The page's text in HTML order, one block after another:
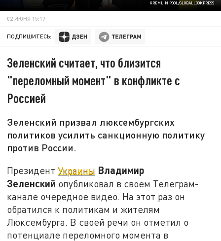
KREMLIN POOL/GLOBALLOOKPRESS
02 ИЮНЯ 15:17
ПОДПИШИТЕСЬ:
Зеленский считает, что близится
"переломный момент" в конфликте с
Россией
Зеленский призвал люксембургских
политиков усилить санкционную политику
против России.
ПрезидентУкраины Владимир
Зеленский опубликовал в своем Телеграм-
канале очередное видео. На этот раз он
обратился к политикам и жителям
Люксембурга. В своей речи он отметил о
потенциале переломного момента в